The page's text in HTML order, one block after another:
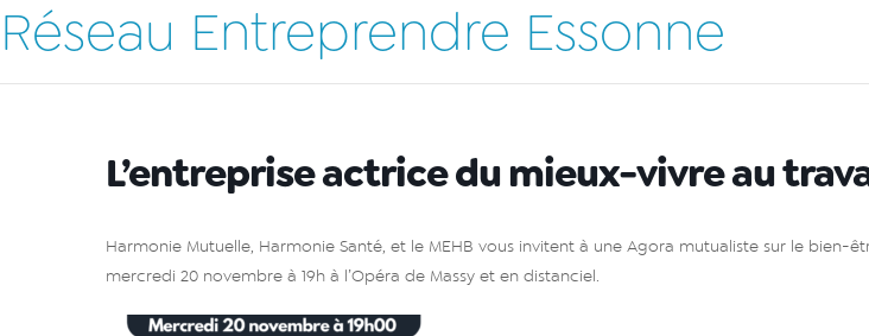
Réseau Entreprendre Essonne
L’entreprise actrice du mieux-vivre au
Harmonie Mutuelle, Harmonie Santé, et le MEHB vous invitent à une Agora mutualiste sur le bien-
mercredi 20 novembre à 19h à l’Opéra de Massy et en distanciel.